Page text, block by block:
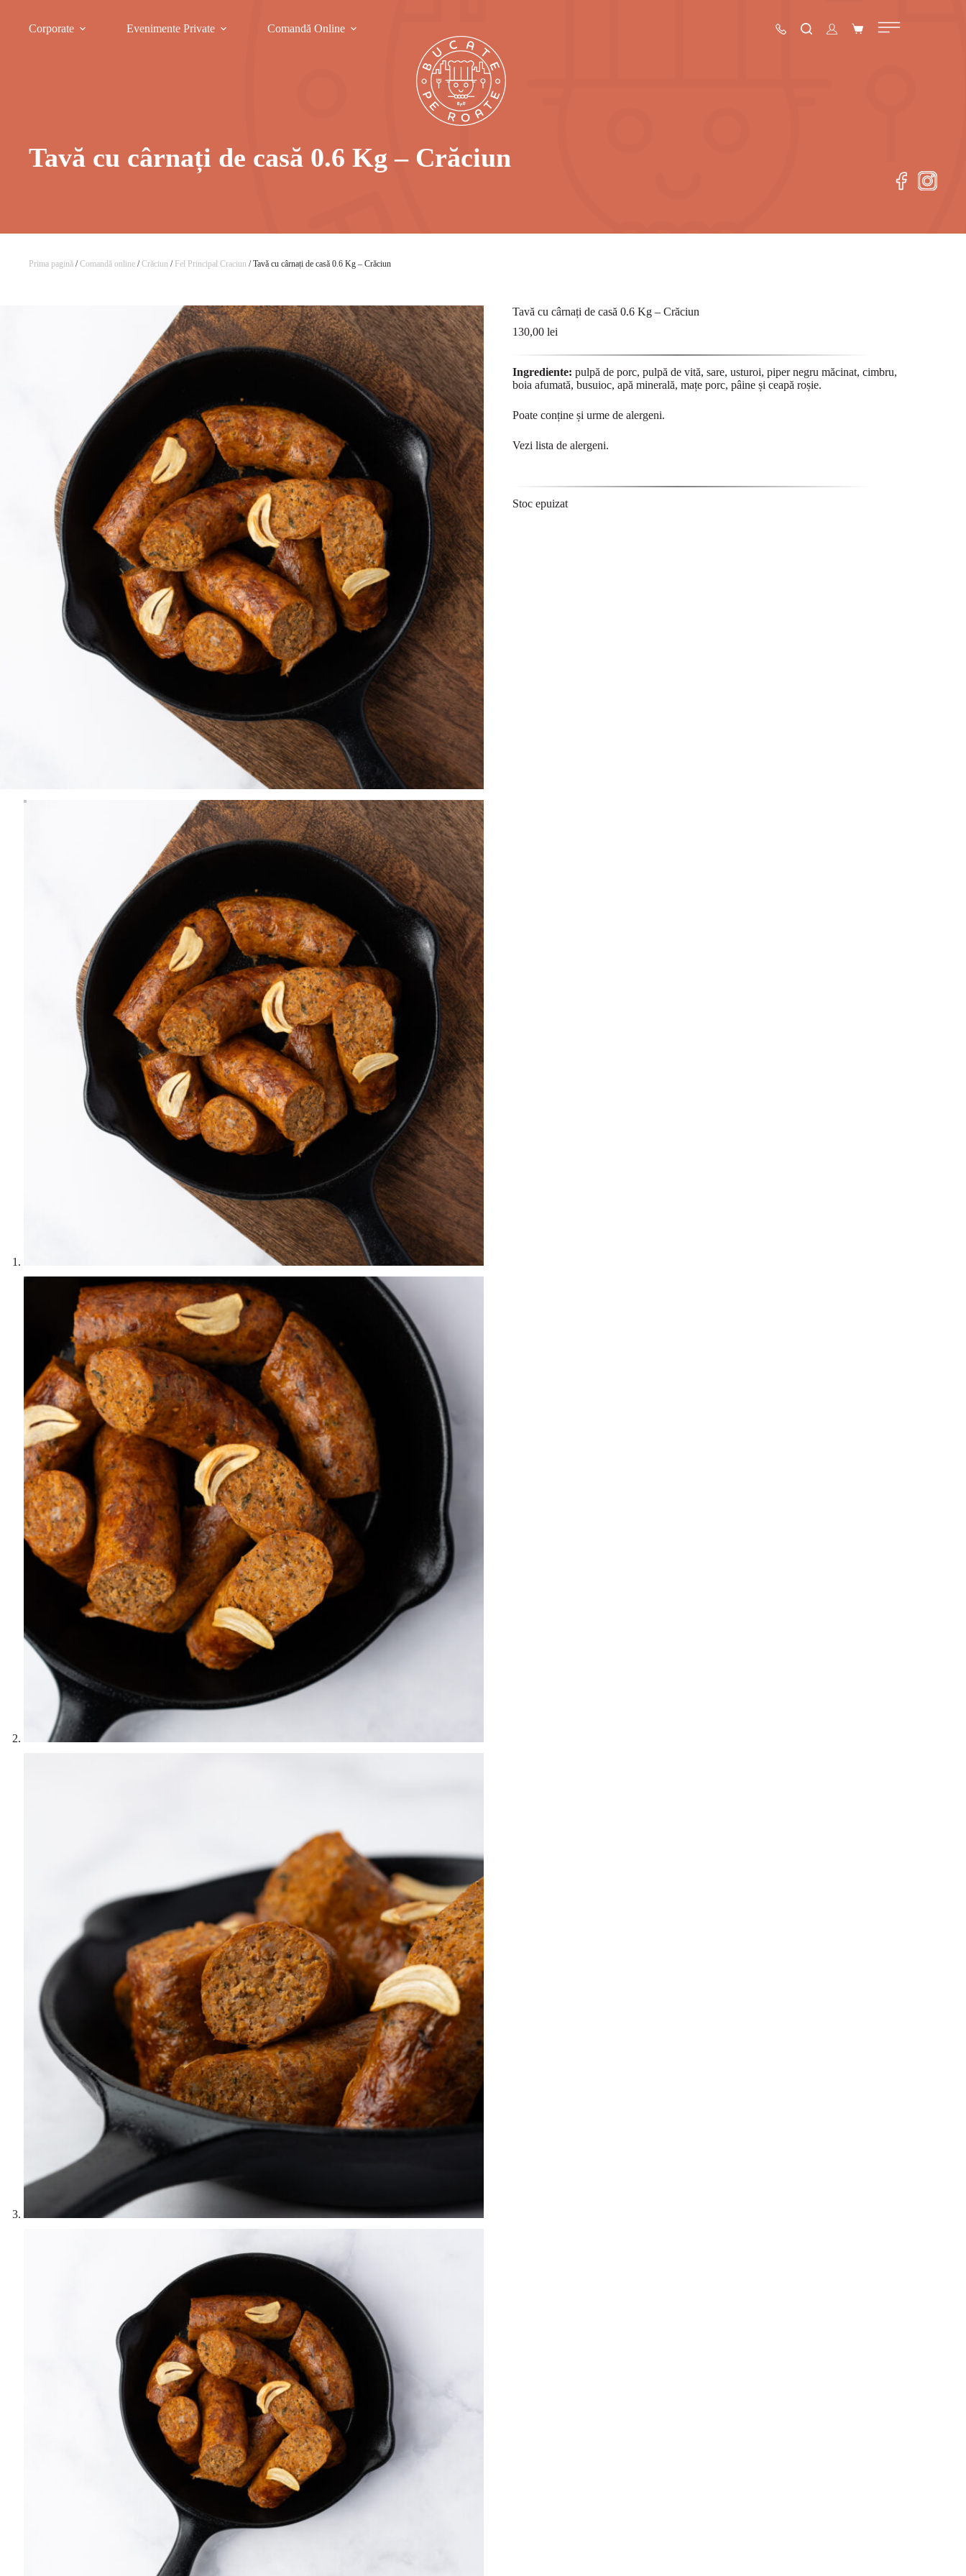
Corporate Evenimente Private Comandă Online
Tavă cu cârnați de casă 0.6 Kg – Crăciun
Prima pagină /Comandă online /Crăciun / Fel Principal Craciun / Tavă cu cârnați de casă 0.6 Kg – Crăciun
Tavă cu cârnați de casă 0.6 Kg – Crăciun
130,00 lei
Ingrediente: pulpă de porc, pulpă de vită, sare, usturoi, piper negru măcinat, cimbru,
boia afumată, busuioc, apă minerală, mațe porc, pâine și ceapă roșie.
Poate conține și urme de alergeni.
Vezi lista de alergeni.
Stoc epuizat